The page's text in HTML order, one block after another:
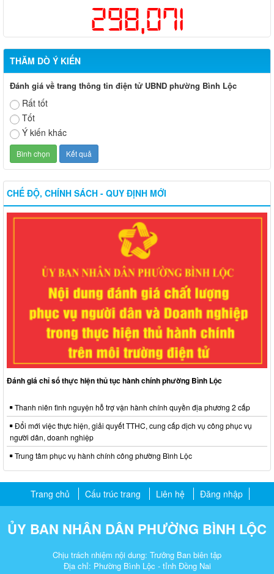
298,071
THĂM DÒ Ý KIẾN
Đánh giá về trang thông tin điện tử UBND phường Bình Lộc
Rất tốt
Tốt
Ý kiến khác
CHẾ ĐỘ, CHÍNH SÁCH - QUY ĐỊNH MỚI
Đánh giá chỉ số thực hiện thủ tục hành chính phường Bình Lộc
Thanh niên tình nguyện hỗ trợ vận hành chính quyền địa phương 2 cấp
Đổi mới việc thực hiện, giải quyết TTHC, cung cấp dịch vụ công phục vụ
người dân, doanh nghiệp
Trung tâm phục vụ hành chính công phường Bình Lộc
Trang chủ Cấu trúc trang Liên hệ Đăng nhập
ỦY BAN NHÂN DÂN PHƯỜNG BÌNH LỘC
Chịu trách nhiệm nội dung: Trưởng Ban biên tập
Địa chỉ: Phường Bình Lộc - tỉnh Đồng Nai